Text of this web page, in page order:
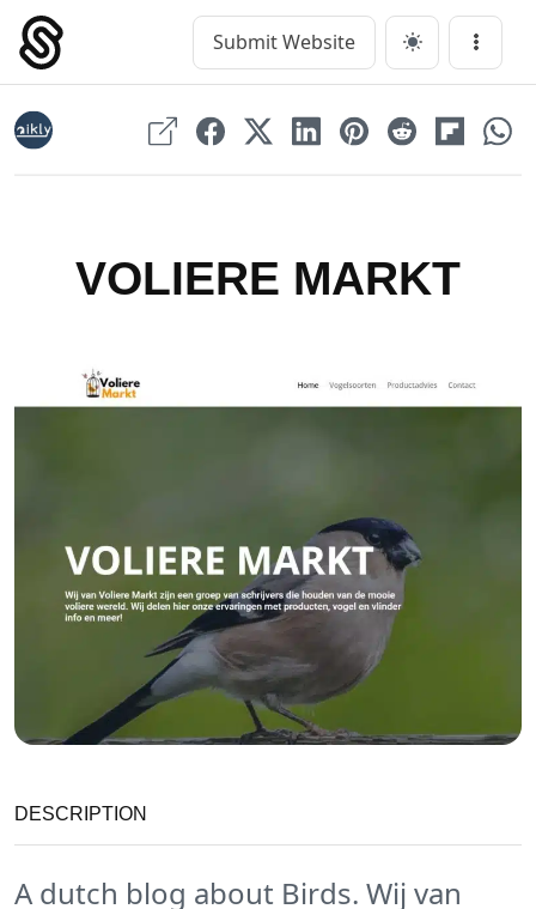
Skip
content
Main Navigation Submit Website Menu
VOLIERE MARKT
DESCRIPTION
A dutch blog about Birds. Wij van